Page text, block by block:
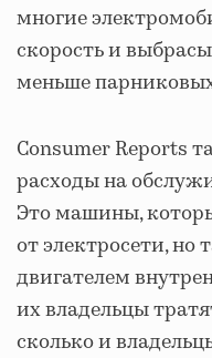
многие
скорость и
меньше
Consumer Reports
расходы на
Это машины,
от электросети,
двигателем
их владельцы
сколько и